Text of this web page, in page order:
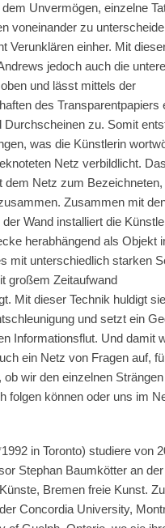
Unvermögen, einzelne
voneinander zu
Verunklären einher. Mit
jedoch auch die
und lässt mittels der
des Transparentpapiers
Durchscheinen zu. Somit
was die Künstlerin
Netz verbildlicht. Das
dem Netz zum Bezeichneten,
Zusammen mit
Wand installiert die
herabhängend als Objekt
mit unterschiedlich starken
großem Zeitaufwand
Mit dieser Technik huldigt sie
und setzt ein
Informationsflut. Und damit
ein Netz von Fragen auf,
ob wir den einzelnen
folgen können oder uns im
in Toronto) studiere von
Stephan Baumkötter an der
Bremen freie Kunst.
Concordia University,